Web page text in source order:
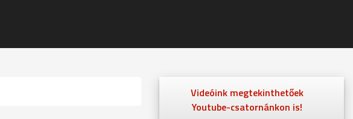
Videóink megtekinthetőek
Youtube-csatornánkon is!